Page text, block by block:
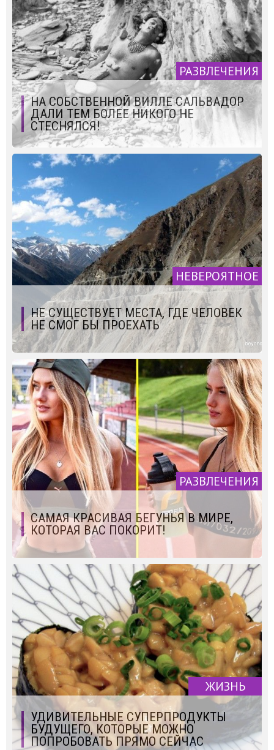
РАЗВЛЕЧЕНИЯ
НА СОБСТВЕННОЙ ВИЛЛЕ САЛЬВАДОР
ДАЛИ ТЕМ БОЛЕЕ НИКОГО НЕ
СТЕСНЯЛСЯ!
НЕВЕРОЯТНОЕ
НЕ СУЩЕСТВУЕТ МЕСТА, ГДЕ ЧЕЛОВЕК
НЕ СМОГ БЫ ПРОЕХАТЬ
РАЗВЛЕЧЕНИЯ
САМАЯ КРАСИВАЯ БЕГУНЬЯ В МИРЕ,
КОТОРАЯ ВАС ПОКОРИТ!
ЖИЗНЬ
УДИВИТЕЛЬНЫЕ СУПЕРПРОДУКТЫ
БУДУЩЕГО, КОТОРЫЕ МОЖНО
ПОПРОБОВАТЬ ПРЯМО СЕЙЧАС